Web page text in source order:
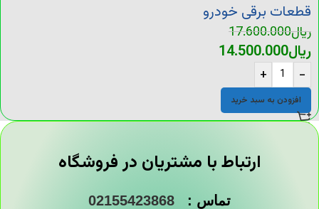
قطعات برقی خودرو
ریال17.600.000
ریال14.500.000
-
+
افزودن به سبد خرید
ارتباط با مشتریان در فروشگاه
تماس : 02155423868